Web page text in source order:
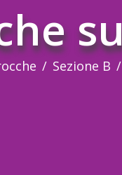
Sezione B